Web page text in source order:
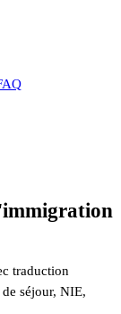
traduction
séjour, NIE,